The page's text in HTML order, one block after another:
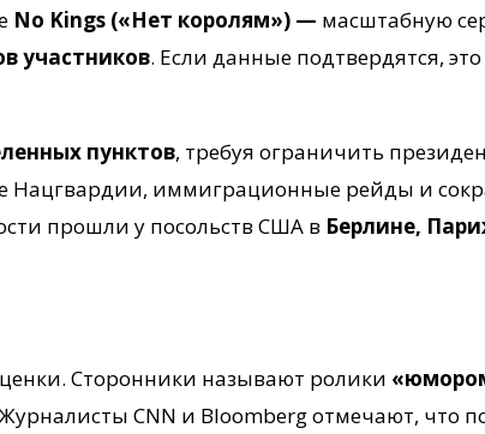
No Kings («Нет королям») — масштабную
участников. Если данные подтвердятся,
пунктов, требуя ограничить
Нацгвардии, иммиграционные рейды и
прошли у посольств США в Берлине,
Сторонники называют ролики
CNN и Bloomberg отмечают, что